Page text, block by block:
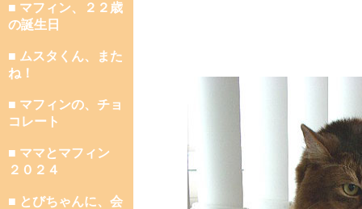
■ マフィン、２２歳
の誕生日
■ ムスタくん、また
ね！
■ マフィンの、チョ
コレート
■ ママとマフィン
２０２４
■ とびちゃんに、会